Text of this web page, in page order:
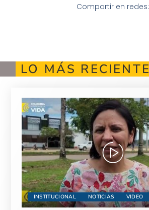
Compartir en redes:
LO MÁS RECIENTE
INSTITUCIONAL NOTICIAS VIDEO